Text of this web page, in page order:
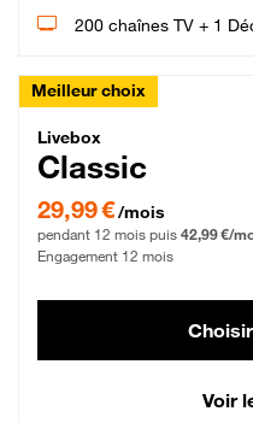
200 chaînes TV + 1
Meilleur choix
Livebox Classic
Livebox
Classic
29,99 € par mois pendant 12
29,99 €/mois
pendant 12 mois puis 42,99 €/
Engagement 12 mois
Voir